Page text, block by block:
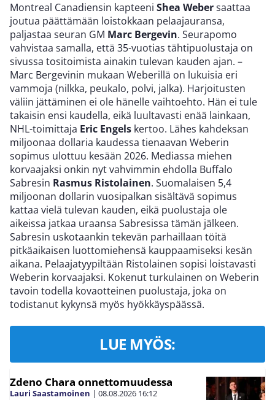
Montreal Canadiensin kapteeni Shea Webersaattaa
joutua päättämään loistokkaan pelaajauransa,
paljastaa seuran GM Marc Bergevin. Seurapomo
vahvistaa samalla, että 35-vuotias tähtipuolustaja on
sivussa tositoimista ainakin tulevan kauden ajan. –
Marc Bergevinin mukaan Weberillä on lukuisia eri
vammoja (nilkka, peukalo, polvi, jalka). Harjoitusten
väliin jättäminen ei ole hänelle vaihtoehto. Hän ei tule
takaisin ensi kaudella, eikä luultavasti enää lainkaan,
NHL-toimittaja Eric Engels kertoo. Lähes kahdeksan
miljoonaa dollaria kaudessa tienaavan Weberin
sopimus ulottuu kesään 2026. Mediassa miehen
korvaajaksi onkin nyt vahvimmin ehdolla Buffalo
Sabresin Rasmus Ristolainen. Suomalaisen 5,4
miljoonan dollarin vuosipalkan sisältävä sopimus
kattaa vielä tulevan kauden, eikä puolustaja ole
aikeissa jatkaa uraansa Sabresissa tämän jälkeen.
Sabresin uskotaankin tekevän parhaillaan töitä
pitkäaikaisen luottomiehensä kauppaamiseksi kesän
aikana. Pelaajatyypiltään Ristolainen sopisi loistavasti
Weberin korvaajaksi. Kokenut turkulainen on Weberin
tavoin todella kovaotteinen puolustaja, joka on
todistanut kykynsä myös hyökkäyspäässä.
LUE MYÖS:
Zdeno Chara onnettomuudessa
Lauri Saastamoinen | 08.08.2026 16:12